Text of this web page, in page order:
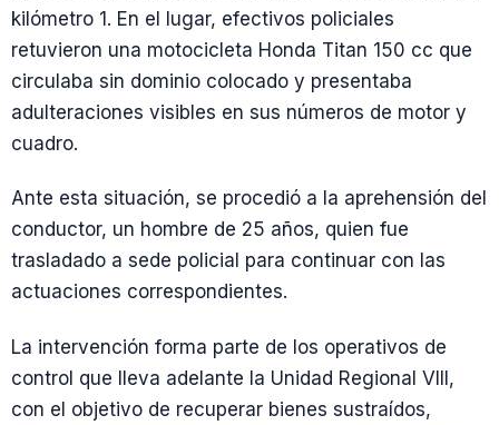
kilómetro 1. En el lugar, efectivos policiales
retuvieron una motocicleta Honda Titan 150 cc que
circulaba sin dominio colocado y presentaba
adulteraciones visibles en sus números de motor y
cuadro.
Ante esta situación, se procedió a la aprehensión del
conductor, un hombre de 25 años, quien fue
trasladado a sede policial para continuar con las
actuaciones correspondientes.
La intervención forma parte de los operativos de
control que lleva adelante la Unidad Regional VIII,
con el objetivo de recuperar bienes sustraídos,